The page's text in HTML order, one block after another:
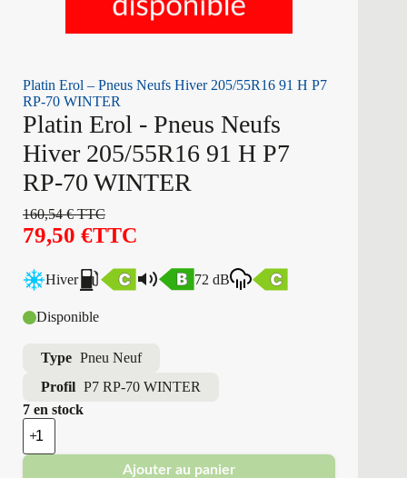
Platin Erol – Pneus Neufs Hiver 205/55R16 91 H P7
RP-70 WINTER
Platin Erol - Pneus Neufs
Hiver 205/55R16 91 H P7
RP-70 WINTER
160,54€TTC
79,50 €TTC
Hiver 72 dB
Disponible
Type Pneu Neuf
Profil P7 RP-70 WINTER
7 en stock
quantité
de
Platin
Ajouter au panier